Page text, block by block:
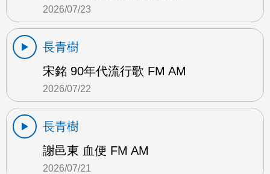
2026/07/23
長青樹
宋銘 90年代流行歌 FM AM
2026/07/22
長青樹
謝邑東 血便 FM AM
2026/07/21